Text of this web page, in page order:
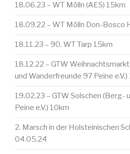
18.06.23 – WT Mölln (AES) 15km
18.09.22 – WT Mölln Don-Bosco
18.11.23 – 90. WT Tarp 15km
18.12.22 – GTW
und Wanderfreunde 97 Peine e.V.)
19.02.23 – GTW Solschen (Berg-
Peine e.V.) 10km
2. Marsch in der Holsteinischen
04.05.24